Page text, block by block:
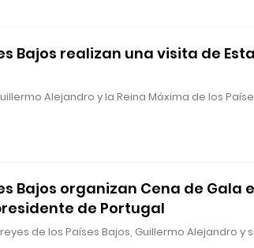
Bajos realizan una visita de
Alejandro y la Reina Máxima de los
Bajos organizan Cena de Gala
de Portugal
de los Países Bajos, Guillermo Alejandro y